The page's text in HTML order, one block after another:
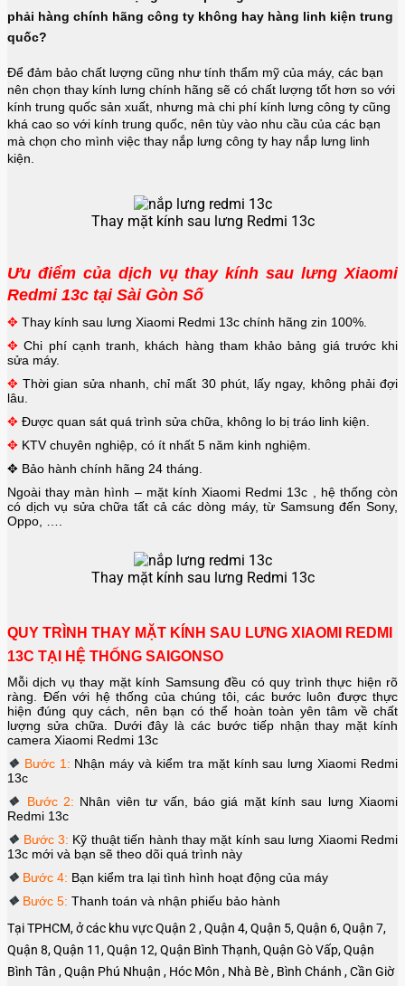
phải hàng chính hãng công ty không hay hàng linh kiện trung
quốc?
Để đảm bảo chất lượng cũng như tính thẩm mỹ của máy, các bạn
nên chọn thay kính lưng chính hãng sẽ có chất lượng tốt hơn so với
kính trung quốc sản xuất, nhưng mà chi phí kính lưng công ty cũng
khá cao so với kính trung quốc, nên tùy vào nhu cầu của các bạn
mà chọn cho mình việc thay nắp lưng công ty hay nắp lưng linh
kiện.
Thay mặt kính sau lưng Redmi 13c
Ưu điểm của dịch vụ thay kính sau lưng Xiaomi
Redmi 13c tại Sài Gòn Số
✥ Thay kính sau lưng Xiaomi Redmi 13c chính hãng zin 100%.
✥ Chi phí cạnh tranh, khách hàng tham khảo bảng giá trước khi
sửa máy.
✥ Thời gian sửa nhanh, chỉ mất 30 phút, lấy ngay, không phải đợi
lâu.
✥ Được quan sát quá trình sửa chữa, không lo bị tráo linh kiện.
✥ KTV chuyên nghiệp, có ít nhất 5 năm kinh nghiệm.
✥ Bảo hành chính hãng 24 tháng.
Ngoài thay màn hình – mặt kínhXiaomi Redmi 13c
, hệ thống còn
có dịch vụ sửa chữa tất cả các dòng máy, từ Samsung đến Sony,
Oppo, ….
Thay mặt kính sau lưng Redmi 13c
QUY TRÌNH THAY MẶT KÍNH SAU LƯNG XIAOMI REDMI
13C TẠI HỆ THỐNG SAIGONSO
Mỗi dịch vụ thay mặt kính Samsung đều có quy trình thực hiện rõ
ràng. Đến với hệ thống của chúng tôi, các bước luôn được thực
hiện đúng quy cách, nên bạn có thể hoàn toàn yên tâm về chất
lượng sửa chữa. Dưới đây là các bước tiếp nhận thay mặt kính
camera Xiaomi Redmi 13c
❖ Bước 1: Nhận máy và kiểm tra mặt kính sau lưngXiaomi Redmi
13c
❖ Bước 2: Nhân viên tư vấn, báo giá mặt kínhsau lưng Xiaomi
Redmi 13c
❖ Bước 3: Kỹ thuật tiến hành thay mặt kính sau lưng Xiaomi Redmi
13c mới và bạn sẽ theo dõi quá trình này
❖ Bước 4: Bạn kiểm tra lại tình hình hoạt động của máy
❖ Bước 5: Thanh toán và nhận phiếu bảo hành
Tại TPHCM, ở các khu vực Quận 2 , Quận 4, Quận 5, Quận 6, Quận 7,
Quận 8, Quận 11, Quận 12, Quận Bình Thạnh, Quận Gò Vấp, Quận
Bình Tân , Quận Phú Nhuận , Hóc Môn , Nhà Bè , Bình Chánh , Cần Giờ